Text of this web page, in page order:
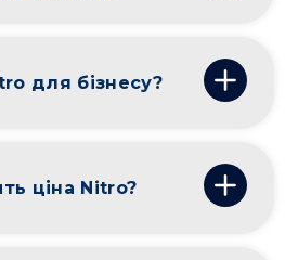
для бізнесу?
ціна Nitro?